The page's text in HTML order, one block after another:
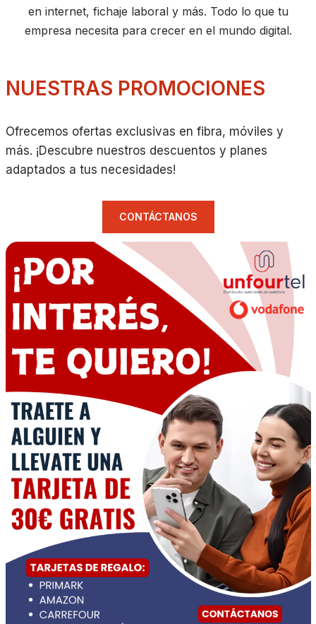
en internet, fichaje laboral y más. Todo lo que tu
empresa necesita para crecer en el mundo digital.
NUESTRAS PROMOCIONES
Ofrecemos ofertas exclusivas en fibra, móviles y
más. ¡Descubre nuestros descuentos y planes
adaptados a tus necesidades!
CONTÁCTANOS